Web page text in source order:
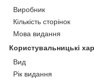
Виробник
Кількість сторінок
Мова видання
Користувальницькі
Вид
Рік видання